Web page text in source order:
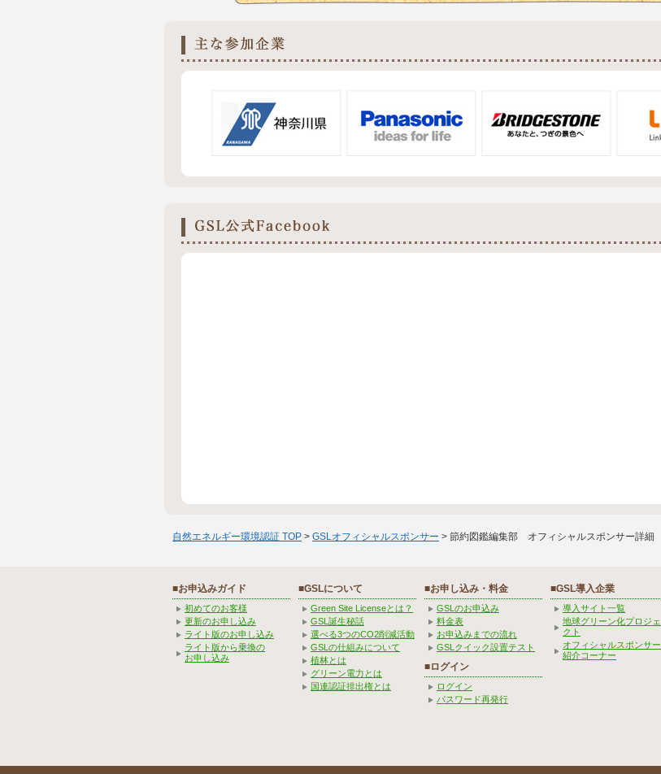
自然エネルギー環境認証 TOP > GSLオフィシャルスポンサー > 節約図鑑編集部 オフィシャルスポンサー詳細
■お申込みガイド
初めてのお客様
更新のお申し込み
ライト版のお申し込み
ライト版から乗換の
お申し込み
■GSLについて
Green Site Licenseとは？
GSL誕生秘話
選べる3つのCO2削減活動
GSLの仕組みについて
植林とは
グリーン電力とは
国連認証排出権とは
■お申し込み・料金
GSLのお申込み
料金表
お申込みまでの流れ
GSLクイック設置テスト
■ログイン
ログイン
パスワード再発行
■GSL導入企業
導入サイト一覧
地球グリーン化プロジェ
クト
オフィシャルスポンサー
紹介コーナー